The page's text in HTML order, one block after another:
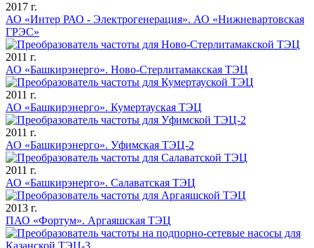
2017 г.
АО «Интер РАО - Электрогенерация». АО «Нижневартовская
ГРЭС»
2011 г.
АО «Башкирэнерго». Ново-Стерлитамакская ТЭЦ
2011 г.
АО «Башкирэнерго». Кумертауская ТЭЦ
2011 г.
АО «Башкирэнерго». Уфимская ТЭЦ-2
2011 г.
АО «Башкирэнерго». Салаватская ТЭЦ
2013 г.
ПАО «Фортум». Аргаяшская ТЭЦ